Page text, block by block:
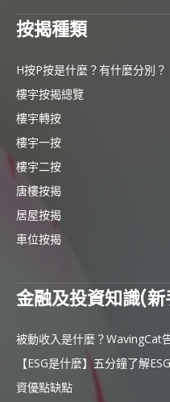
按揭種類
H按P按是什麼？有什麼分別？
樓宇按揭總覽
樓宇轉按
樓宇一按
樓宇二按
唐樓按揭
居屋按揭
車位按揭
金融及投資知識(
被動收入是什麼？WavingCat
【ESG是什麼】五分鐘了解
資優點缺點